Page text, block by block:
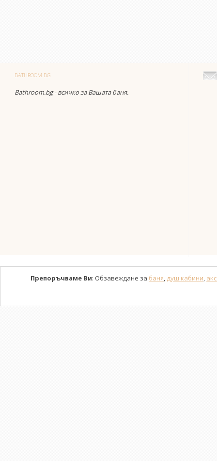
BATHROOM.BG
Bathroom.bg - всичко за Вашата баня.
Препоръчваме Ви: Обзавеждане за баня, душ кабини,